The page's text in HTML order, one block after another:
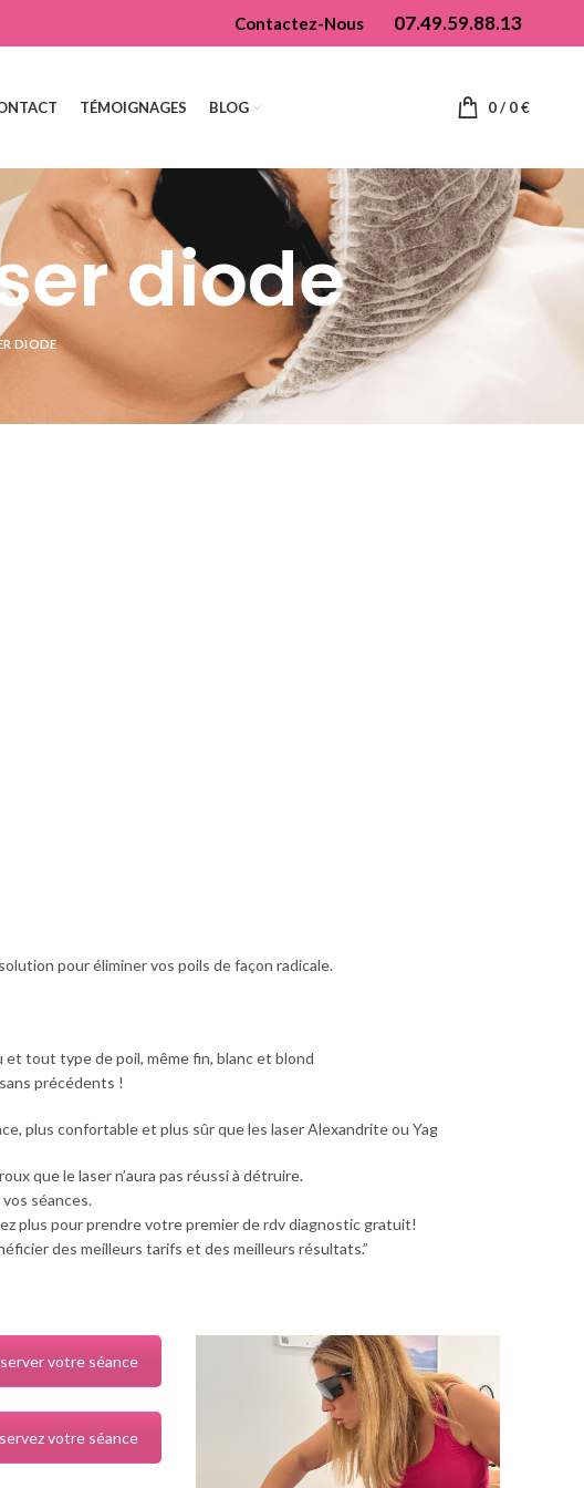
Contactez-Nous 07.49.59.88.13
TÉMOIGNAGES BLOG 0/ 0€
diode
DIODE
pour éliminer vos poils de façon radicale.
tout type de poil, même fin, blanc et blond
précédents !
plus confortable et plus sûr que les laser Alexandrite ou Yag
que le laser n’aura pas réussi à détruire.
séances.
plus pour prendre votre premier de rdv diagnostic gratuit!
des meilleurs tarifs et des meilleurs résultats.”
votre séance
votre séance